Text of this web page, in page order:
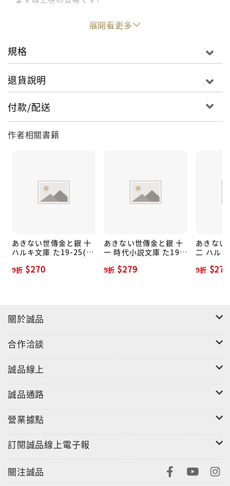
展開看更多
規格
退貨說明
付款/配送
作者相關書籍
あきない世傳金と銀 十
ハルキ文庫 た19-25(文
9折 $270
あきない世傳金と銀 十
一 時代小説文庫 た19-
9折 $279
あきない
二 ハル
9折 $279
關於誠品
合作洽談
誠品線上
誠品通路
營業據點
訂閱誠品線上電子報
關注誠品